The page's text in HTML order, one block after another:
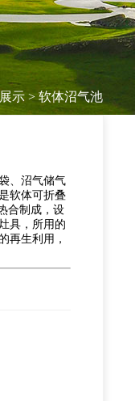
示> 软体沼气池
、沼气储气
软体可折叠
合制成，设
具，所用的
再生利用，